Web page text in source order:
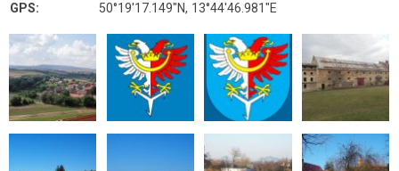
GPS:
50°19'17.149"N, 13°44'46.981"E